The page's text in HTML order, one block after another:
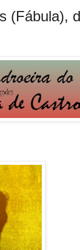
(Fábula),